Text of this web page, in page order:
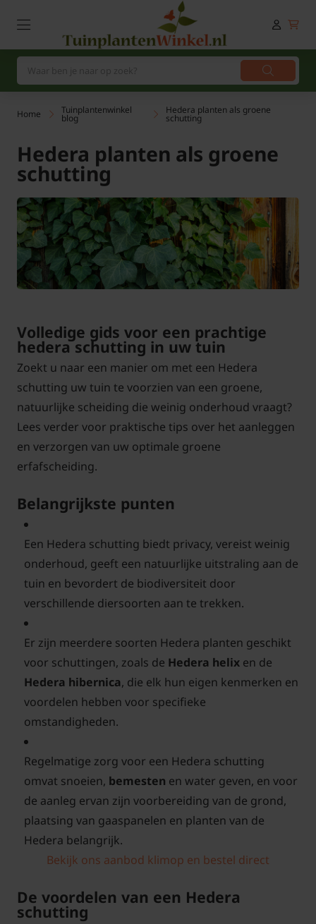
Home Tuinplantenwinkel
blog
Hedera planten als groene
schutting
Hedera planten als groene
schutting
Volledige gids voor een prachtige
hedera schutting in uw tuin
Zoekt u naar een manier om met een Hedera
schutting uw tuin te voorzien van een groene,
natuurlijke scheiding die weinig onderhoud vraagt?
Lees verder voor praktische tips over het aanleggen
en verzorgen van uw optimale groene
erfafscheiding.
Belangrijkste punten
Een Hedera schutting biedt privacy, vereist weinig
onderhoud, geeft een natuurlijke uitstraling aan de
tuin en bevordert de biodiversiteit door
verschillende diersoorten aan te trekken.
Er zijn meerdere soorten Hedera planten geschikt
voor schuttingen, zoals de Hedera helix en de
Hedera hibernica, die elk hun eigen kenmerken en
voordelen hebben voor specifieke
omstandigheden.
Regelmatige zorg voor een Hedera schutting
omvat snoeien, bemesten en water geven, en voor
de aanleg ervan zijn voorbereiding van de grond,
plaatsing van gaaspanelen en planten van de
Hedera belangrijk.
Bekijk ons aanbod klimop en bestel direct
De voordelen van een Hedera
schutting